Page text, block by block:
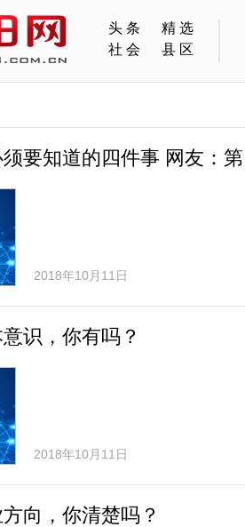
头条
精选
社会
县区
要知道的四件事 网友：
2018年10月11日
识，你有吗？
2018年10月11日
向，你清楚吗？